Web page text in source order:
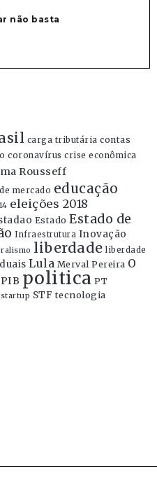
não basta
carga tributária contas
coronavírus crise econômica
Rousseff
mercado educação
eleições 2018
Estado Estado de
Infraestrutura Inovação
liberdade liberdade
Lula Merval Pereira O
PIB politica PT
startup STF tecnologia